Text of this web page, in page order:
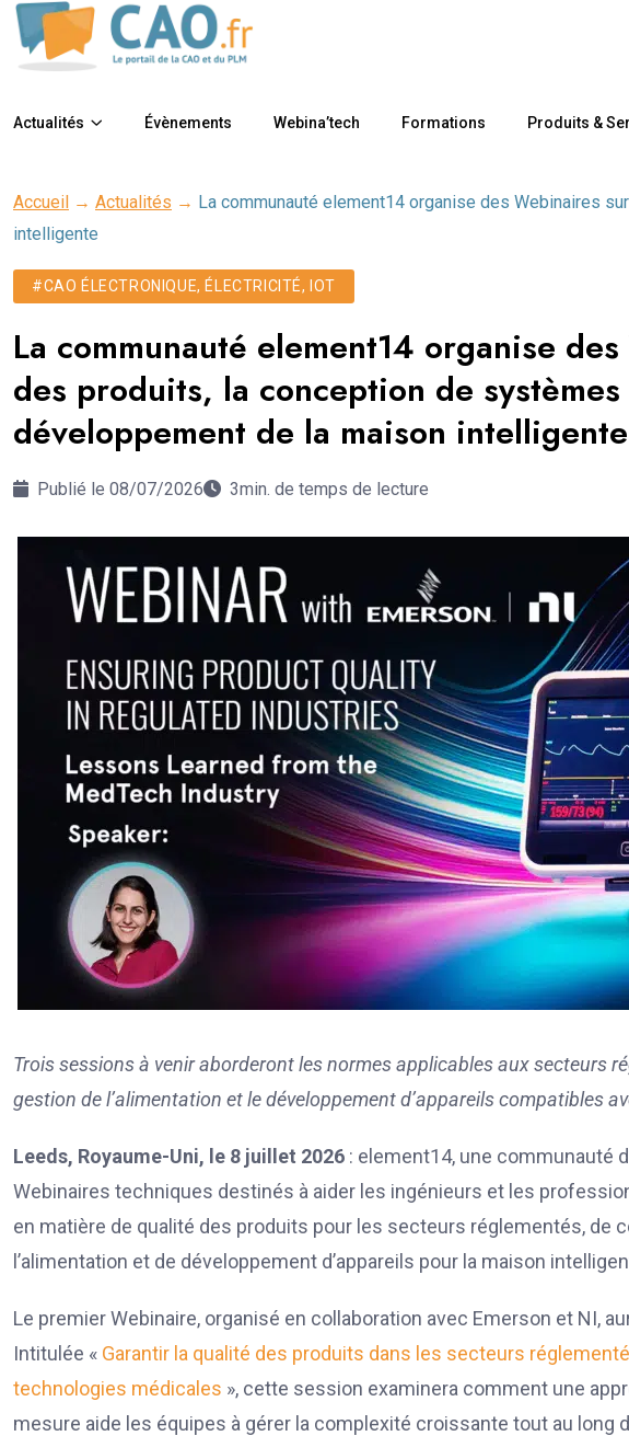
Actualités Évènements Webina’tech Formations Produits &
Accueil → Actualités → La communauté element14 organise des Webinaires
intelligente
#CAO ÉLECTRONIQUE, ÉLECTRICITÉ, IOT
La communauté element14 organise
des produits, la conception de
développement de la maison intelligente
Publié le 08/07/2026 3min. de temps de lecture
Trois sessions à venir aborderont les normes applicables aux secteurs
gestion de l’alimentation et le développement d’appareils compatibles
Leeds, Royaume-Uni, le 8 juillet 2026 : element14, une communauté
Webinaires techniques destinés à aider les ingénieurs et les
en matière de qualité des produits pour les secteurs réglementés, de
l’alimentation et de développement d’appareils pour la maison
Le premier Webinaire, organisé en collaboration avec Emerson et NI,
Intitulée « Garantir la qualité des produits dans les secteurs
technologies médicales », cette session examinera comment une
mesure aide les équipes à gérer la complexité croissante tout au long